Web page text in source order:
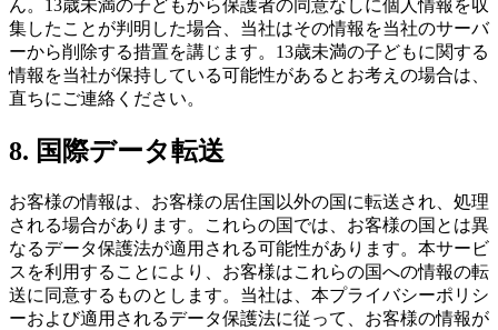
ん。13歳未満の子どもから保護者の同意なしに個人情報を収
集したことが判明した場合、当社はその情報を当社のサーバ
ーから削除する措置を講じます。13歳未満の子どもに関する
情報を当社が保持している可能性があるとお考えの場合は、
直ちにご連絡ください。
8. 国際データ転送
お客様の情報は、お客様の居住国以外の国に転送され、処理
される場合があります。これらの国では、お客様の国とは異
なるデータ保護法が適用される可能性があります。本サービ
スを利用することにより、お客様はこれらの国への情報の転
送に同意するものとします。当社は、本プライバシーポリシ
ーおよび適用されるデータ保護法に従って、お客様の情報が